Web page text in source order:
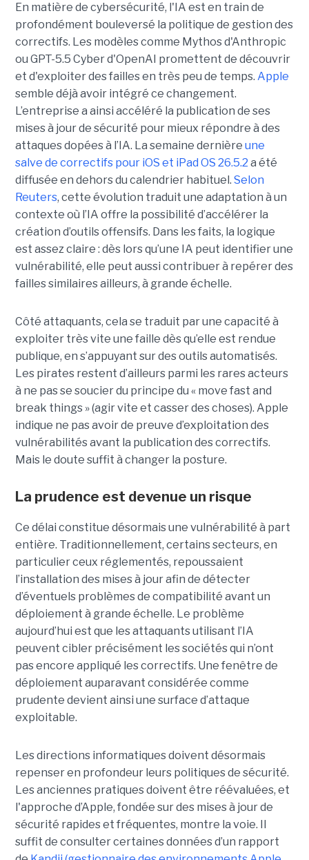
En matière de cybersécurité, l'IA est en train de
profondément bouleversé la politique de gestion des
correctifs. Les modèles comme Mythos d'Anthropic
ou GPT-5.5 Cyber d'OpenAI promettent de découvrir
et d'exploiter des failles en très peu de temps. Apple
semble déjà avoir intégré ce changement.
L’entreprise a ainsi accéléré la publication de ses
mises à jour de sécurité pour mieux répondre à des
attaques dopées à l’IA. La semaine dernière une
salve de correctifs pour iOS et iPad OS 26.5.2 a été
diffusée en dehors du calendrier habituel. Selon
Reuters, cette évolution traduit une adaptation à un
contexte où l’IA offre la possibilité d’accélérer la
création d’outils offensifs. Dans les faits, la logique
est assez claire : dès lors qu’une IA peut identifier une
vulnérabilité, elle peut aussi contribuer à repérer des
failles similaires ailleurs, à grande échelle.
Côté attaquants, cela se traduit par une capacité à
exploiter très vite une faille dès qu’elle est rendue
publique, en s’appuyant sur des outils automatisés.
Les pirates restent d’ailleurs parmi les rares acteurs
à ne pas se soucier du principe du « move fast and
break things » (agir vite et casser des choses). Apple
indique ne pas avoir de preuve d’exploitation des
vulnérabilités avant la publication des correctifs.
Mais le doute suffit à changer la posture.
La prudence est devenue un risque
Ce délai constitue désormais une vulnérabilité à part
entière. Traditionnellement, certains secteurs, en
particulier ceux réglementés, repoussaient
l’installation des mises à jour afin de détecter
d’éventuels problèmes de compatibilité avant un
déploiement à grande échelle. Le problème
aujourd’hui est que les attaquants utilisant l’IA
peuvent cibler précisément les sociétés qui n’ont
pas encore appliqué les correctifs. Une fenêtre de
déploiement auparavant considérée comme
prudente devient ainsi une surface d’attaque
exploitable.
Les directions informatiques doivent désormais
repenser en profondeur leurs politiques de sécurité.
Les anciennes pratiques doivent être réévaluées, et
l'approche d’Apple, fondée sur des mises à jour de
sécurité rapides et fréquentes, montre la voie. Il
suffit de consulter certaines données d’un rapport